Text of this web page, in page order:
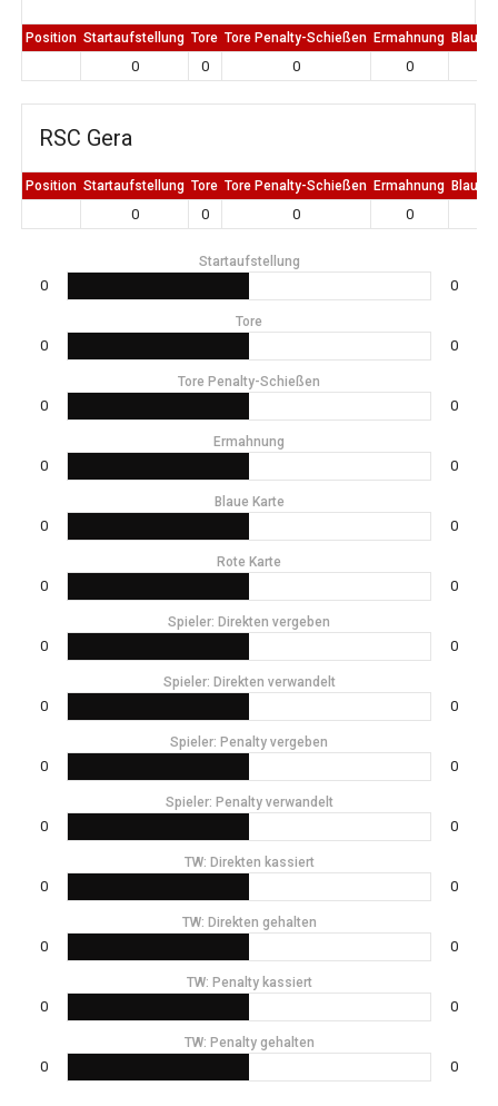
Position Startaufstellung Tore Tore Penalty-Schießen Ermahnung Blaue
0 0 0 0
RSC Gera
Position Startaufstellung Tore Tore Penalty-Schießen Ermahnung Blaue
0 0 0 0
Startaufstellung
0 0
Tore
0 0
Tore Penalty-Schießen
0 0
Ermahnung
0 0
Blaue Karte
0 0
Rote Karte
0 0
Spieler: Direkten vergeben
0 0
Spieler: Direkten verwandelt
0 0
Spieler: Penalty vergeben
0 0
Spieler: Penalty verwandelt
0 0
TW: Direkten kassiert
0 0
TW: Direkten gehalten
0 0
TW: Penalty kassiert
0 0
TW: Penalty gehalten
0 0